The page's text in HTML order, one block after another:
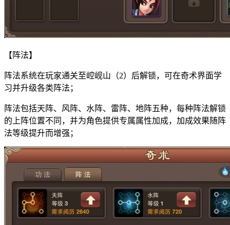
【阵法】
阵法系统在玩家通关至崆岘山（2）后解锁，可在奇术界面学
习并升级各类阵法；
阵法包括天阵、风阵、水阵、雷阵、地阵五种，每种阵法解锁
的上阵位置不同，并为角色提供专属属性加成，加成效果随阵
法等级提升而增强；